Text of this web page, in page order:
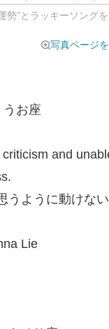
勢”とラッキーソン
写真ページ
お座
and
うように動けな
Lie